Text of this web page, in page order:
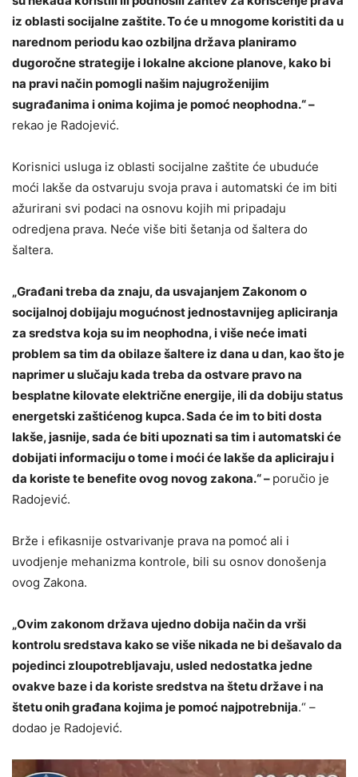
iz oblasti socijalne zaštite. To će u mnogome koristiti da u
narednom periodu kao ozbiljna država planiramo
dugoročne strategije i lokalne akcione planove, kako bi
na pravi način pomogli našim najugroženijim
sugrađanima i onima kojima je pomoć neophodna.“ –
rekao je Radojević.
Korisnici usluga iz oblasti socijalne zaštite će ubuduće
moći lakše da ostvaruju svoja prava i automatski će im biti
ažurirani svi podaci na osnovu kojih mi pripadaju
odredjena prava. Neće više biti šetanja od šaltera do
šaltera.
„Građani treba da znaju, da usvajanjem Zakonom o
socijalnoj dobijaju mogućnost jednostavnijeg apliciranja
za sredstva koja su im neophodna, i više neće imati
problem sa tim da obilaze šaltere iz dana u dan, kao što je
naprimer u slučaju kada treba da ostvare pravo na
besplatne kilovate električne energije, ili da dobiju status
energetski zaštićenog kupca. Sada će im to biti dosta
lakše, jasnije, sada će biti upoznati sa tim i automatski će
dobijati informaciju o tome i moći će lakše da apliciraju i
da koriste te benefite ovog novog zakona.“ – poručio je
Radojević.
Brže i efikasnije ostvarivanje prava na pomoć ali i
uvodjenje mehanizma kontrole, bili su osnov donošenja
ovog Zakona.
„Ovim zakonom država ujedno dobija način da vrši
kontrolu sredstava kako se više nikada ne bi dešavalo da
pojedinci zloupotrebljavaju, usled nedostatka jedne
ovakve baze i da koriste sredstva na štetu države i na
štetu onih građana kojima je pomoć najpotrebnija.“ –
dodao je Radojević.